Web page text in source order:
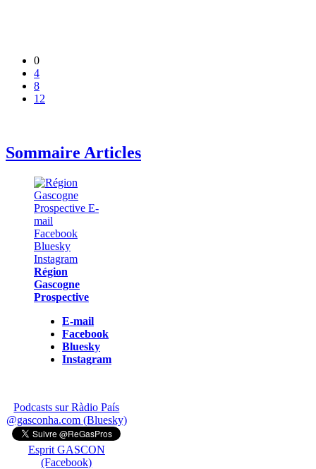
0
4
8
12
Sommaire Articles
Région
Gascogne
Prospective
E-mail
Facebook
Bluesky
Instagram
Podcasts sur Ràdio País
@gasconha.com (Bluesky)
Esprit GASCON
(Facebook)